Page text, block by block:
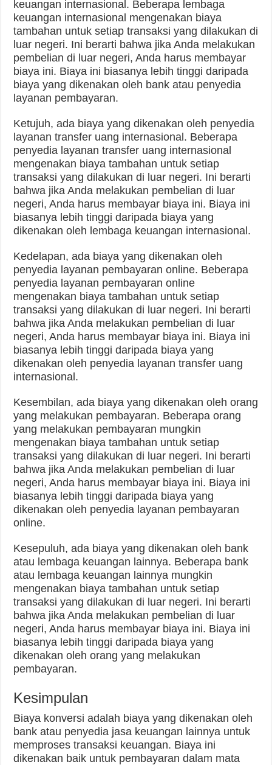
keuangan internasional. Beberapa lembaga
keuangan internasional mengenakan biaya
tambahan untuk setiap transaksi yang dilakukan di
luar negeri. Ini berarti bahwa jika Anda melakukan
pembelian di luar negeri, Anda harus membayar
biaya ini. Biaya ini biasanya lebih tinggi daripada
biaya yang dikenakan oleh bank atau penyedia
layanan pembayaran.
Ketujuh, ada biaya yang dikenakan oleh penyedia
layanan transfer uang internasional. Beberapa
penyedia layanan transfer uang internasional
mengenakan biaya tambahan untuk setiap
transaksi yang dilakukan di luar negeri. Ini berarti
bahwa jika Anda melakukan pembelian di luar
negeri, Anda harus membayar biaya ini. Biaya ini
biasanya lebih tinggi daripada biaya yang
dikenakan oleh lembaga keuangan internasional.
Kedelapan, ada biaya yang dikenakan oleh
penyedia layanan pembayaran online. Beberapa
penyedia layanan pembayaran online
mengenakan biaya tambahan untuk setiap
transaksi yang dilakukan di luar negeri. Ini berarti
bahwa jika Anda melakukan pembelian di luar
negeri, Anda harus membayar biaya ini. Biaya ini
biasanya lebih tinggi daripada biaya yang
dikenakan oleh penyedia layanan transfer uang
internasional.
Kesembilan, ada biaya yang dikenakan oleh orang
yang melakukan pembayaran. Beberapa orang
yang melakukan pembayaran mungkin
mengenakan biaya tambahan untuk setiap
transaksi yang dilakukan di luar negeri. Ini berarti
bahwa jika Anda melakukan pembelian di luar
negeri, Anda harus membayar biaya ini. Biaya ini
biasanya lebih tinggi daripada biaya yang
dikenakan oleh penyedia layanan pembayaran
online.
Kesepuluh, ada biaya yang dikenakan oleh bank
atau lembaga keuangan lainnya. Beberapa bank
atau lembaga keuangan lainnya mungkin
mengenakan biaya tambahan untuk setiap
transaksi yang dilakukan di luar negeri. Ini berarti
bahwa jika Anda melakukan pembelian di luar
negeri, Anda harus membayar biaya ini. Biaya ini
biasanya lebih tinggi daripada biaya yang
dikenakan oleh orang yang melakukan
pembayaran.
Kesimpulan
Biaya konversi adalah biaya yang dikenakan oleh
bank atau penyedia jasa keuangan lainnya untuk
memproses transaksi keuangan. Biaya ini
dikenakan baik untuk pembayaran dalam mata